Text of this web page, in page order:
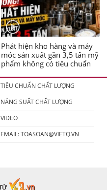
Phát hiện kho hàng và máy
móc sản xuất gần 3,5 tấn mỹ
phẩm không có tiêu chuẩn
TIÊU CHUẨN CHẤT LƯỢNG
NĂNG SUẤT CHẤT LƯỢNG
VIDEO
EMAIL:TOASOAN@VIETQ.VN